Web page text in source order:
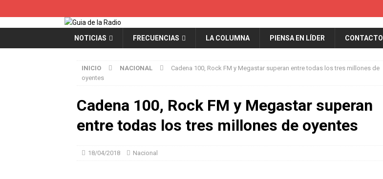
NOTICIAS FRECUENCIAS LA COLUMNA PIENSA EN LÍDER CONTACTO
INICIO NACIONAL
Cadena 100, Rock FM y Megastar superan entre todas los tres millones de
oyentes
Cadena 100, Rock FM y Megastar superan
entre todas los tres millones de oyentes
18/04/2018 Nacional